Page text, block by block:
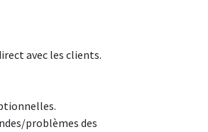
avec les clients.
problèmes des